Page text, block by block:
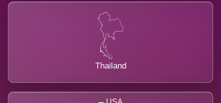
Thailand